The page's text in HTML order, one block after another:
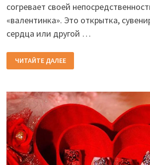
согревает своей
«валентинка». Это открытка,
сердца или другой …
ПЕЧЕНЬЕ
НА
14
2026
ГОДУ
СЪЕДОБНЫЙ
ПОДАРОК
СВОИМИ
РУКАМИ
ЧИТАЙТЕ ДАЛЕЕ